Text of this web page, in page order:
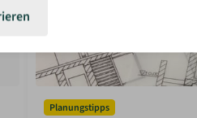
Planungstipps